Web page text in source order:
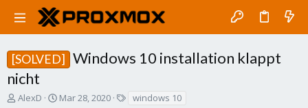
[SOLVED]
Windows 10 installation klappt
nicht
T
AlexD
S
Mar 28, 2020 windows 10